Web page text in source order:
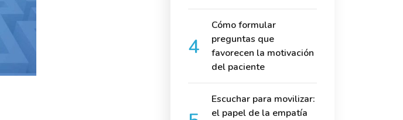
Cómo formular
preguntas que
favorecen la motivación
del paciente
Escuchar para movilizar:
el papel de la empatía